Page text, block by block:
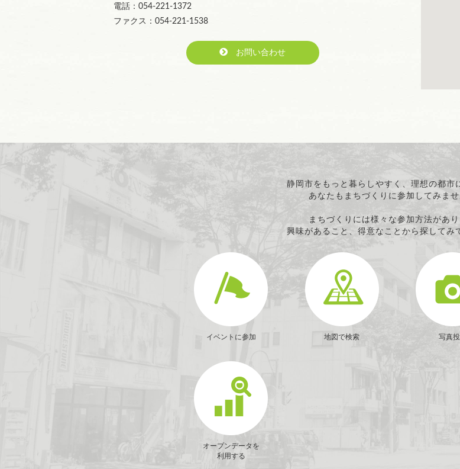
電話：054-221-1372
ファクス：054-221-1538
お問い合わせ
静岡市をもっと暮らしやすく、理想の都市
あなたもまちづくりに参加してみませ
まちづくりには様々な参加方法があり
興味があること、得意なことから探してみ
イベントに参加 地図で検索 写真
オープンデータを
利用する